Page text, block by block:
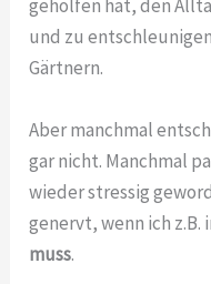
geholfen hat, den
und zu
Gärtnern.
Aber manchmal
gar nicht. Manchmal
wieder stressig
genervt, wenn ich z.B.
muss.